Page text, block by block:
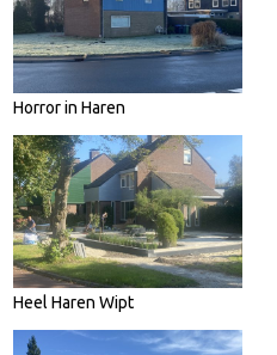
Horror in Haren
Heel Haren Wipt